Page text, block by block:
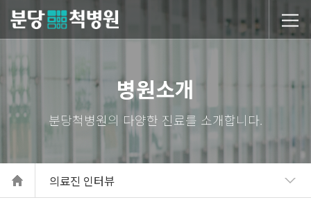
당척병원
병원소개
의료진 인터뷰